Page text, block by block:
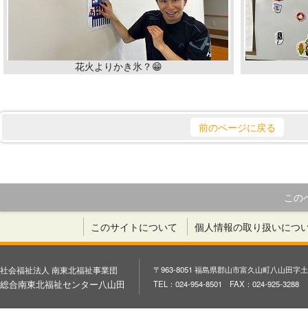
花火よりかき氷？😁
前のページに戻る
この
このサイトについて 個人情報の取り扱いにつ
社会福祉法人 南東北福祉事業団
総合南東北福祉センター八山田
〒963-8051 福島県郡山市富久山町八山田字
TEL：024-954-8501 FAX：024-925-3288